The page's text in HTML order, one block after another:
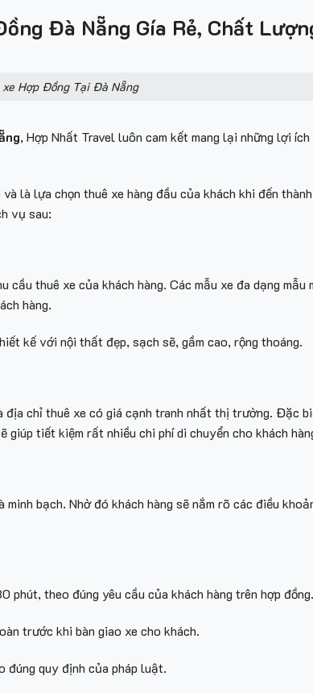
Đà Nẵng Gía Rẻ, Chất
Hợp Đồng Tại Đà Nẵng
, Hợp Nhất Travel luôn cam kết mang lại những lợi
là lựa chọn thuê xe hàng đầu của khách khi đến
vụ sau:
thuê xe của khách hàng. Các mẫu xe đa dạng mẫu
hàng.
kế với nội thất đẹp, sạch sẽ, gầm cao, rộng thoáng.
chỉ thuê xe có giá cạnh tranh nhất thị trường. Đặc
tiết kiệm rất nhiều chi phí di chuyển cho khách
bạch. Nhờ đó khách hàng sẽ nắm rõ các điều
theo đúng yêu cầu của khách hàng trên hợp đồng.
trước khi bàn giao xe cho khách.
đúng quy định của pháp luật.